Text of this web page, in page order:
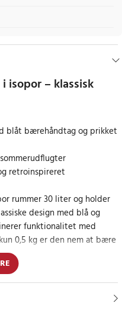
isopor – klassisk
blåt bærehåndtag og prikket
retroinspireret
rummer 30 liter og holder
design med blå og
funktionalitet med
0,5 kg er den nem at bære